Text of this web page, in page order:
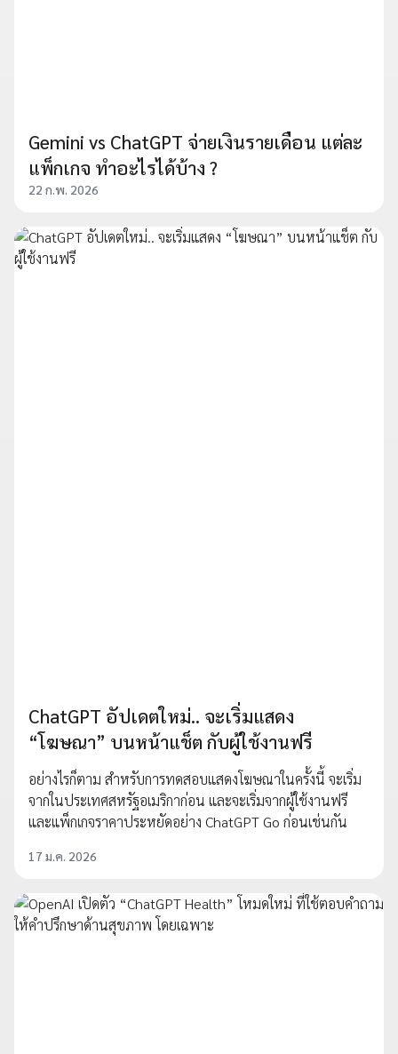
Gemini vs ChatGPT จ่ายเงินรายเดือน แต่ละ
แพ็กเกจ ทำอะไรได้บ้าง ?
22 ก.พ. 2026
ChatGPT อัปเดตใหม่.. จะเริ่มแสดง
“โฆษณา” บนหน้าแช็ต กับผู้ใช้งานฟรี
อย่างไรก็ตาม สำหรับการทดสอบแสดงโฆษณาในครั้งนี้ จะเริ่ม
จากในประเทศสหรัฐอเมริกาก่อน และจะเริ่มจากผู้ใช้งานฟรี
และแพ็กเกจราคาประหยัดอย่าง ChatGPT Go ก่อนเช่นกัน
17 ม.ค. 2026